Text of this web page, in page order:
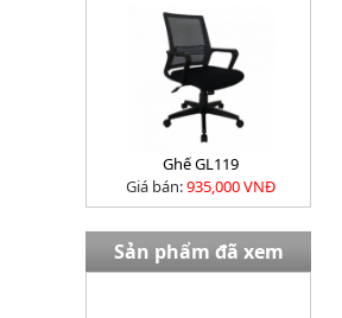
Ghế GL119
Giá bán:935,000 VNĐ
Sản phẩm đã xem